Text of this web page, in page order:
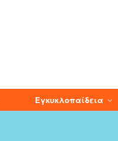
Εγκυκλοπαίδεια